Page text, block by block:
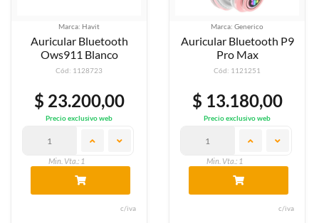
Marca: Havit
Auricular Bluetooth
Ows911 Blanco
Cód: 1128723
$ 23.200,00
Precio exclusivo web
Min. Vta.: 1
c/iva
Marca: Generico
Auricular Bluetooth P9
Pro Max
Cód: 1121251
$ 13.180,00
Precio exclusivo web
Min. Vta.: 1
c/iva